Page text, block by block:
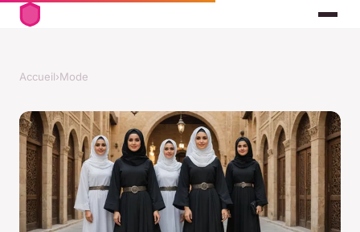
Accueil›Mode